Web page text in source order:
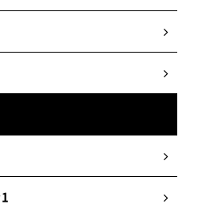
特徴
イヤから直径100mm超の
ケーブルの総合企業。その
プウェー、エレベーターな